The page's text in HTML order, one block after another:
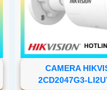
CAMERA
2CD2047G3-